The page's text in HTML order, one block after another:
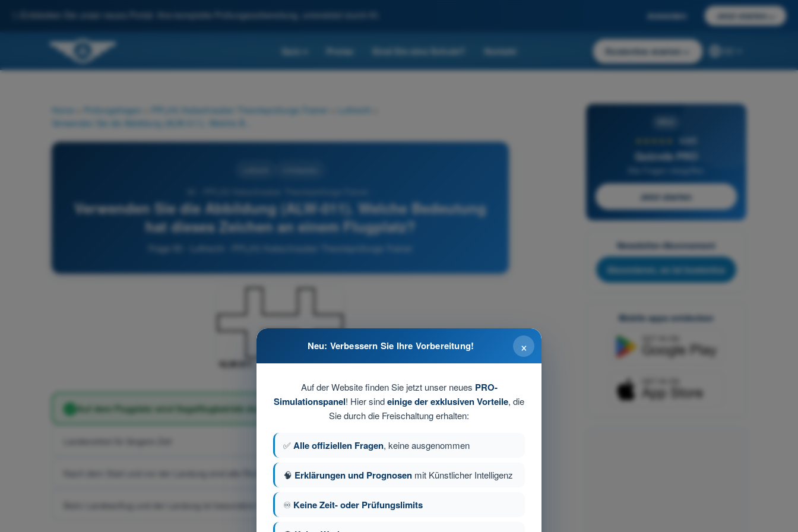
Entdecken Sie unser neues Portal: Ihre komplette Prüfungsvorbereitung, unterstützt durch KI. Anmelden Jetzt starten
Quiz Preise Sind Sie eine Schule? Kontakt Kostenlos starten
Home Prüfungsfragen PPL(H) Hubschrauber Theorieprüfungs-Trainer Luftrecht
Verwenden Sie die Abbildung (ALW-011). Welche Bedeutung
hat dieses Zeichen an einem Flugplatz?
Frage 93 - Luftrecht - PPL(H) Hubschrauber Theorieprüfungs-Trainer
Auf dem Flugplatz wird Segelflugbetrieb durchgeführt
Landeverbot für längere Zeit
Nach dem Start und vor der Landung sind alle Richtungsänderungen nur nach rechts durchzuführen
Beim Landeanflug und der Landung ist besondere Vorsicht geboten
4,6/5
Quizvds PRO
Alle Fragen inbegriffen
Jetzt starten
Newsletter-Abonnement
Abonnieren, es ist kostenlos
Mobile apps entdecken
×
Neu: Verbessern Sie Ihre Vorbereitung!
Auf der Website finden Sie jetzt unser neues PRO-
Simulationspanel! Hier sindeinige der exklusiven Vorteile, die
Sie durch die Freischaltung erhalten:
✅Alle offiziellen Fragen, keine ausgenommen
🧠 Erklärungen und Prognosen mit Künstlicher Intelligenz
♾️ Keine Zeit- oder Prüfungslimits